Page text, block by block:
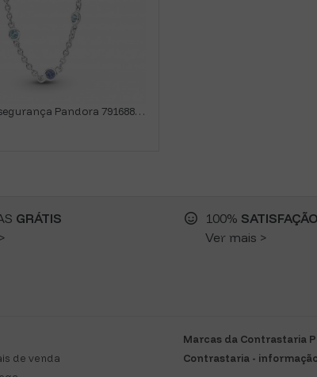
Corrente de segurança Pandora 791688C01
GRÁTIS
100% SATISFAÇÃO
Ver mais >
de venda
Marcas da Contrastaria
Contrastaria -